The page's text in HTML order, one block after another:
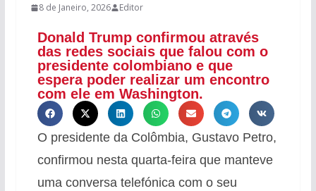
8 de Janeiro, 2026 Editor
Donald Trump confirmou através
das redes sociais que falou com o
presidente colombiano e que
espera poder realizar um encontro
com ele em Washington.
O presidente da Colômbia, Gustavo Petro,
confirmou nesta quarta-feira que manteve
uma conversa telefónica com o seu